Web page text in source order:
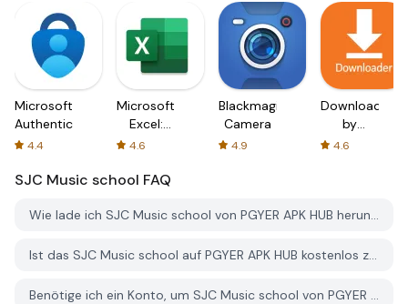
Microsoft
Authenticator
4.4
Microsoft
Excel:
Spreadsheets
4.6
Blackmagic
Camera
4.9
Downloader
by
AFTVnews
4.6
SJC Music school FAQ
Wie lade ich SJC Music school von PGYER APK HUB herunter?
Ist das SJC Music school auf PGYER APK HUB kostenlos zum Download?
Benötige ich ein Konto, um SJC Music school von PGYER APK HUB herunterzuladen?